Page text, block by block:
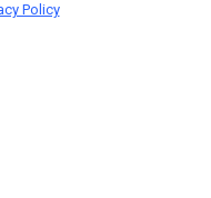
Policy